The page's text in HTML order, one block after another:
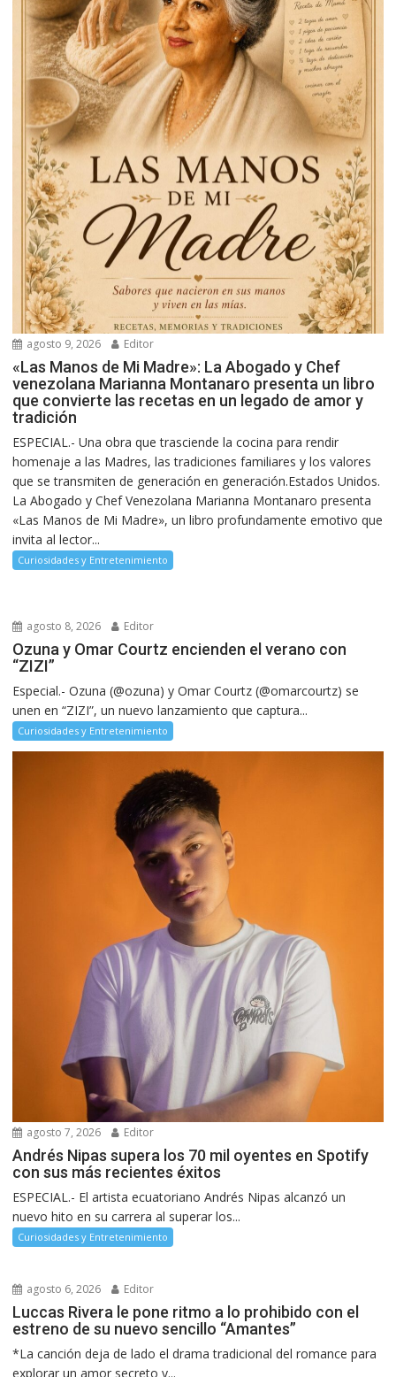
agosto 9, 2026 Editor
«Las Manos de Mi Madre»: La Abogado y Chef
venezolana Marianna Montanaro presenta un libro
que convierte las recetas en un legado de amor y
tradición
ESPECIAL.- Una obra que trasciende la cocina para rendir
homenaje a las Madres, las tradiciones familiares y los valores
que se transmiten de generación en generación.Estados Unidos.
La Abogado y Chef Venezolana Marianna Montanaro presenta
«Las Manos de Mi Madre», un libro profundamente emotivo que
invita al lector...
Curiosidades y Entretenimiento
agosto 8, 2026 Editor
Ozuna y Omar Courtz encienden el verano con
“ZIZI”
Especial.- Ozuna (@ozuna) y Omar Courtz (@omarcourtz) se
unen en “ZIZI”, un nuevo lanzamiento que captura...
Curiosidades y Entretenimiento
agosto 7, 2026 Editor
Andrés Nipas supera los 70 mil oyentes en Spotify
con sus más recientes éxitos
ESPECIAL.- El artista ecuatoriano Andrés Nipas alcanzó un
nuevo hito en su carrera al superar los...
Curiosidades y Entretenimiento
agosto 6, 2026 Editor
Luccas Rivera le pone ritmo a lo prohibido con el
estreno de su nuevo sencillo “Amantes”
*La canción deja de lado el drama tradicional del romance para
explorar un amor secreto y...